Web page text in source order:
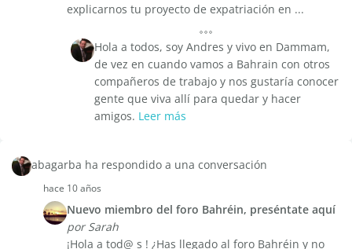
explicarnos tu proyecto de expatriación en ...
Hola a todos, soy Andres y vivo en Dammam,
de vez en cuando vamos a Bahrain con otros
compañeros de trabajo y nos gustaría conocer
gente que viva allí para quedar y hacer
amigos. Leer más
abagarba ha respondido a una conversación
hace 10 años
Nuevo miembro del foro Bahréin, preséntate aquí
por Sarah
¡Hola a tod@ s ! ¿Has llegado al foro Bahréin y no